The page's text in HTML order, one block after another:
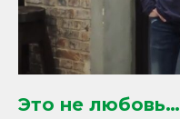
Это не любовь…